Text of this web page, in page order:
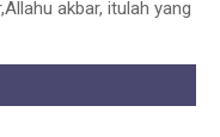
akbar, itulah yang